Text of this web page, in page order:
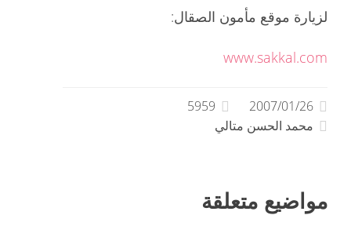
لزيارة موقع مأمون الصقال:
www.sakkal.com
2007/01/26
5959
محمد الحسن متالي
مواضيع متعلقة